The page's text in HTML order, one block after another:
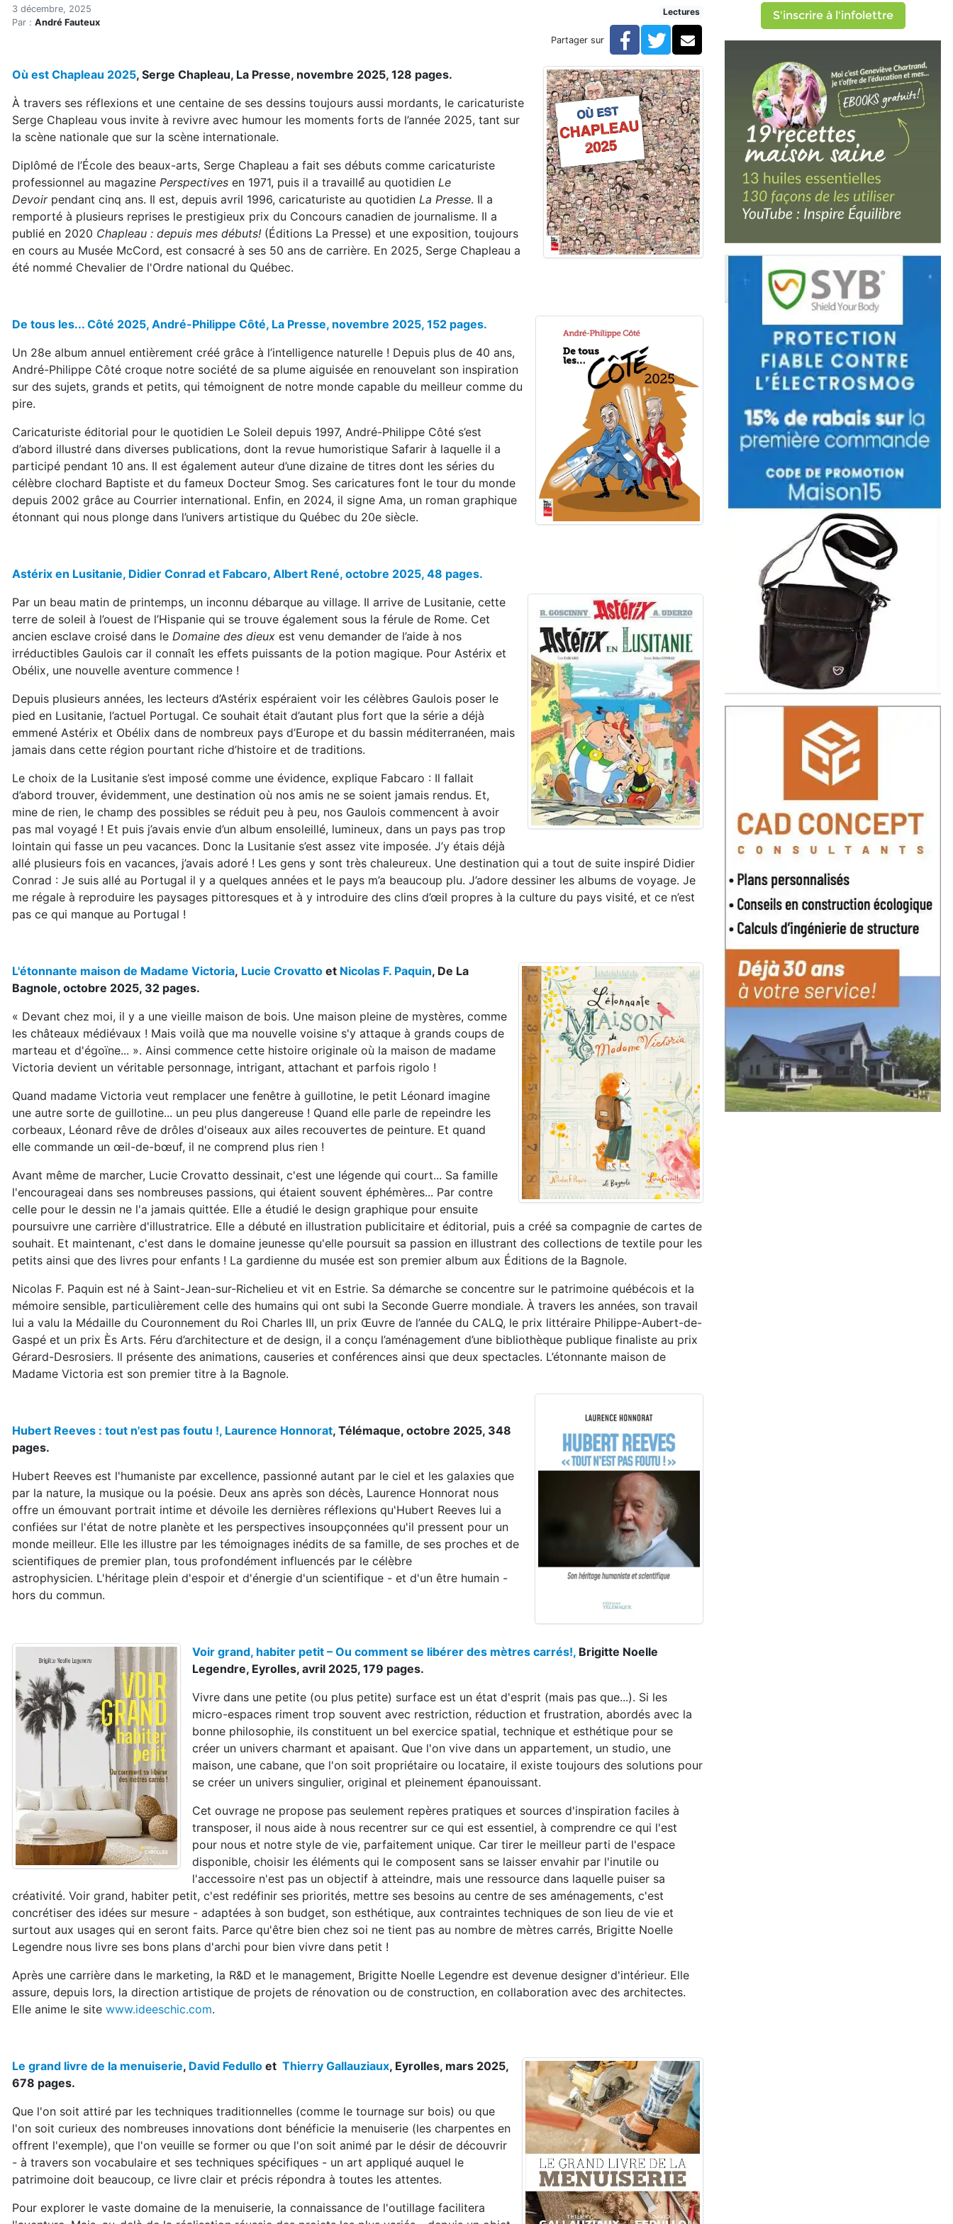
Accueil
Articles
Lectures essentielles (hiver 2026)
Lectures essentielles (hiver 2026)
3 décembre, 2025
Par : André Fauteux
Lectures
Partager sur Facebook
TwitterCourriel
Où est Chapleau 2025, Serge Chapleau, La Presse, novembre 2025, 128 pages.
À travers ses réflexions et une centaine de ses dessins toujours aussi mordants, le caricaturiste
Serge Chapleau vous invite à revivre avec humour les moments forts de l’année 2025, tant sur
la scène nationale que sur la scène internationale.
Diplômé de l’École des beaux-arts, Serge Chapleau a fait ses débuts comme caricaturiste
professionnel au magazine Perspectives en 1971, puis il a travaillé́ au quotidien Le
Devoir pendant cinq ans. Il est, depuis avril 1996, caricaturiste au quotidien La Presse. Il a
remporté à plusieurs reprises le prestigieux prix du Concours canadien de journalisme. Il a
publié en 2020 Chapleau : depuis mes débuts! (Éditions La Presse) et une exposition, toujours
en cours au Musée McCord, est consacré à ses 50 ans de carrière. En 2025, Serge Chapleau a
été nommé Chevalier de l'Ordre national du Québec.
De tous les... Côté 2025, André-Philippe Côté, La Presse, novembre 2025, 152 pages.
Un 28e album annuel entièrement créé grâce à l’intelligence naturelle ! Depuis plus de 40 ans,
André-Philippe Côté croque notre société de sa plume aiguisée en renouvelant son inspiration
sur des sujets, grands et petits, qui témoignent de notre monde capable du meilleur comme du
pire.
Caricaturiste éditorial pour le quotidien Le Soleil depuis 1997, André-Philippe Côté s’est
d’abord illustré dans diverses publications, dont la revue humoristique Safarir à laquelle il a
participé pendant 10 ans. Il est également auteur d’une dizaine de titres dont les séries du
célèbre clochard Baptiste et du fameux Docteur Smog. Ses caricatures font le tour du monde
depuis 2002 grâce au Courrier international. Enfin, en 2024, il signe Ama, un roman graphique
étonnant qui nous plonge dans l’univers artistique du Québec du 20e siècle.
Astérix en Lusitanie, Didier Conrad et Fabcaro, Albert René, octobre 2025, 48 pages.
Par un beau matin de printemps, un inconnu débarque au village. Il arrive de Lusitanie, cette
terre de soleil à l’ouest de l’Hispanie qui se trouve également sous la férule de Rome. Cet
ancien esclave croisé dans le Domaine des dieux est venu demander de l’aide à nos
irréductibles Gaulois car il connaît les effets puissants de la potion magique. Pour Astérix et
Obélix, une nouvelle aventure commence !
Depuis plusieurs années, les lecteurs d’Astérix espéraient voir les célèbres Gaulois poser le
pied en Lusitanie, l’actuel Portugal. Ce souhait était d’autant plus fort que la série a déjà
emmené Astérix et Obélix dans de nombreux pays d’Europe et du bassin méditerranéen, mais
jamais dans cette région pourtant riche d’histoire et de traditions.
Le choix de la Lusitanie s’est imposé comme une évidence, explique Fabcaro : Il fallait
d’abord trouver, évidemment, une destination où nos amis ne se soient jamais rendus. Et,
mine de rien, le champ des possibles se réduit peu à peu, nos Gaulois commencent à avoir
pas mal voyagé ! Et puis j’avais envie d’un album ensoleillé, lumineux, dans un pays pas trop
lointain qui fasse un peu vacances. Donc la Lusitanie s’est assez vite imposée. J’y étais déjà
allé plusieurs fois en vacances, j’avais adoré ! Les gens y sont très chaleureux. Une destination qui a tout de suite inspiré Didier
Conrad : Je suis allé au Portugal il y a quelques années et le pays m’a beaucoup plu. J’adore dessiner les albums de voyage. Je
me régale à reproduire les paysages pittoresques et à y introduire des clins d’œil propres à la culture du pays visité, et ce n’est
pas ce qui manque au Portugal !
L'étonnante maison de Madame Victoria, Lucie Crovatto et Nicolas F. Paquin, De La
Bagnole, octobre 2025, 32 pages.
« Devant chez moi, il y a une vieille maison de bois. Une maison pleine de mystères, comme
les châteaux médiévaux ! Mais voilà que ma nouvelle voisine s'y attaque à grands coups de
marteau et d'égoïne... ». Ainsi commence cette histoire originale où la maison de madame
Victoria devient un véritable personnage, intrigant, attachant et parfois rigolo !
Quand madame Victoria veut remplacer une fenêtre à guillotine, le petit Léonard imagine
une autre sorte de guillotine... un peu plus dangereuse ! Quand elle parle de repeindre les
corbeaux, Léonard rêve de drôles d'oiseaux aux ailes recouvertes de peinture. Et quand
elle commande un œil-de-bœuf, il ne comprend plus rien !
Avant même de marcher, Lucie Crovatto dessinait, c'est une légende qui court... Sa famille
l'encourageai dans ses nombreuses passions, qui étaient souvent éphémères... Par contre
celle pour le dessin ne l'a jamais quittée. Elle a étudié le design graphique pour ensuite
poursuivre une carrière d'illustratrice. Elle a débuté en illustration publicitaire et éditorial, puis a créé sa compagnie de cartes de
souhait. Et maintenant, c'est dans le domaine jeunesse qu'elle poursuit sa passion en illustrant des collections de textile pour les
petits ainsi que des livres pour enfants ! La gardienne du musée est son premier album aux Éditions de la Bagnole.
Nicolas F. Paquin est né à Saint-Jean-sur-Richelieu et vit en Estrie. Sa démarche se concentre sur le patrimoine québécois et la
mémoire sensible, particulièrement celle des humains qui ont subi la Seconde Guerre mondiale. À travers les années, son travail
lui a valu la Médaille du Couronnement du Roi Charles III, un prix Œuvre de l’année du CALQ, le prix littéraire Philippe-Aubert-de-
Gaspé et un prix Ès Arts. Féru d’architecture et de design, il a conçu l’aménagement d’une bibliothèque publique finaliste au prix
Gérard-Desrosiers. Il présente des animations, causeries et conférences ainsi que deux spectacles. L’étonnante maison de
Madame Victoria est son premier titre à la Bagnole.
Hubert Reeves : tout n'est pas foutu !, Laurence Honnorat, Télémaque, octobre 2025, 348
pages.
Hubert Reeves est l'humaniste par excellence, passionné autant par le ciel et les galaxies que
par la nature, la musique ou la poésie. Deux ans après son décès, Laurence Honnorat nous
offre un émouvant portrait intime et dévoile les dernières réflexions qu'Hubert Reeves lui a
confiées sur l'état de notre planète et les perspectives insoupçonnées qu'il pressent pour un
monde meilleur. Elle les illustre par les témoignages inédits de sa famille, de ses proches et de
scientifiques de premier plan, tous profondément influencés par le célèbre
astrophysicien. L'héritage plein d'espoir et d'énergie d'un scientifique - et d'un être humain -
hors du commun.
Voir grand, habiter petit – Ou comment se libérer des mètres carrés!, Brigitte Noelle
Legendre, Eyrolles, avril 2025, 179 pages.
Vivre dans une petite (ou plus petite) surface est un état d'esprit (mais pas que...). Si les
micro-espaces riment trop souvent avec restriction, réduction et frustration, abordés avec la
bonne philosophie, ils constituent un bel exercice spatial, technique et esthétique pour se
créer un univers charmant et apaisant. Que l'on vive dans un appartement, un studio, une
maison, une cabane, que l'on soit propriétaire ou locataire, il existe toujours des solutions pour
se créer un univers singulier, original et pleinement épanouissant.
Cet ouvrage ne propose pas seulement repères pratiques et sources d'inspiration faciles à
transposer, il nous aide à nous recentrer sur ce qui est essentiel, à comprendre ce qui l'est
pour nous et notre style de vie, parfaitement unique. Car tirer le meilleur parti de l'espace
disponible, choisir les éléments qui le composent sans se laisser envahir par l'inutile ou
l'accessoire n'est pas un objectif à atteindre, mais une ressource dans laquelle puiser sa
créativité. Voir grand, habiter petit, c'est redéfinir ses priorités, mettre ses besoins au centre de ses aménagements, c'est
concrétiser des idées sur mesure - adaptées à son budget, son esthétique, aux contraintes techniques de son lieu de vie et
surtout aux usages qui en seront faits. Parce qu'être bien chez soi ne tient pas au nombre de mètres carrés, Brigitte Noelle
Legendre nous livre ses bons plans d'archi pour bien vivre dans petit !
Après une carrière dans le marketing, la R&D et le management, Brigitte Noelle Legendre est devenue designer d'intérieur. Elle
assure, depuis lors, la direction artistique de projets de rénovation ou de construction, en collaboration avec des architectes.
Elle anime le site www.ideeschic.com.
Le grand livre de la menuiserie, David Fedullo et Thierry Gallauziaux, Eyrolles, mars 2025,
678 pages.
Que l'on soit attiré par les techniques traditionnelles (comme le tournage sur bois) ou que
l'on soit curieux des nombreuses innovations dont bénéficie la menuiserie (les charpentes en
offrent l'exemple), que l'on veuille se former ou que l'on soit animé par le désir de découvrir
- à travers son vocabulaire et ses techniques spécifiques - un art appliqué auquel le
patrimoine doit beaucoup, ce livre clair et précis répondra à toutes les attentes.
Pour explorer le vaste domaine de la menuiserie, la connaissance de l'outillage facilitera
S'inscrire à l'infolettre